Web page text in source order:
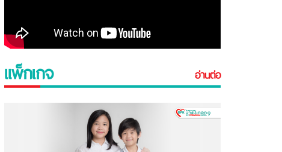
แพ็กเกจ อ่านต่อ